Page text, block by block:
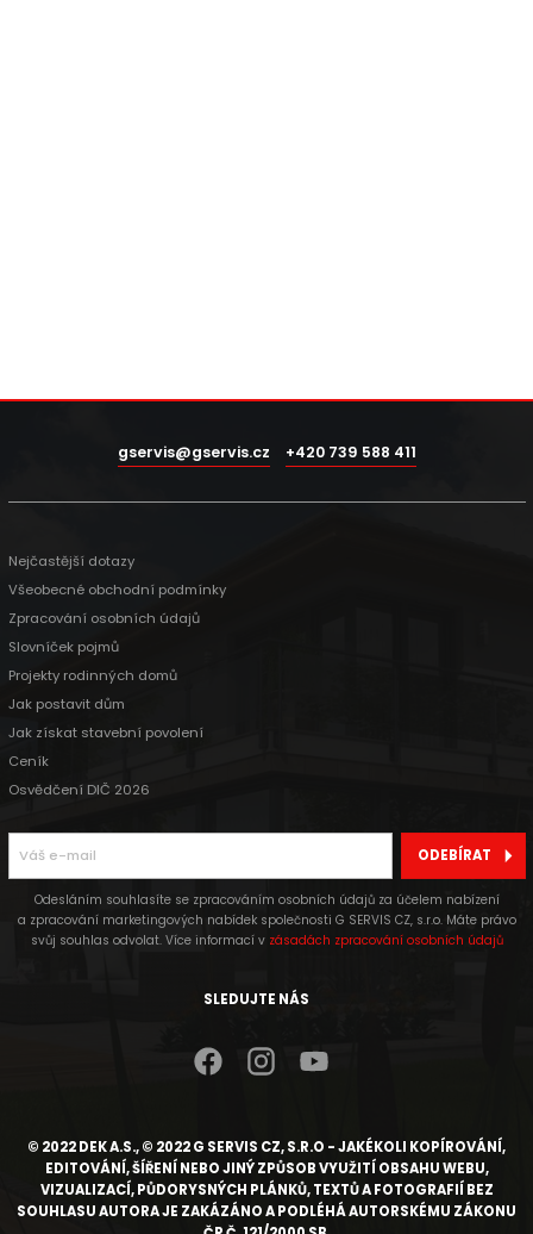
gservis@gservis.cz +420 739 588 411
Nejčastější dotazy
Všeobecné obchodní podmínky
Zpracování osobních údajů
Slovníček pojmů
Projekty rodinných domů
Jak postavit dům
Jak získat stavební povolení
Ceník
Osvědčení DIČ 2026
ODEBÍRAT
Odesláním souhlasíte se zpracováním osobních údajů za účelem nabízení
a zpracování marketingových nabídek společnosti G SERVIS CZ, s.r.o. Máte právo
svůj souhlas odvolat. Více informací v zásadách zpracování osobních údajů
SLEDUJTE NÁS
© 2022 DEK A.S., © 2022 G SERVIS CZ, S.R.O - JAKÉKOLI KOPÍROVÁNÍ,
EDITOVÁNÍ, ŠÍŘENÍ NEBO JINÝ ZPŮSOB VYUŽITÍ OBSAHU WEBU,
VIZUALIZACÍ, PŮDORYSNÝCH PLÁNKŮ, TEXTŮ A FOTOGRAFIÍ BEZ
SOUHLASU AUTORA JE ZAKÁZÁNO A PODLÉHÁ AUTORSKÉMU ZÁKONU